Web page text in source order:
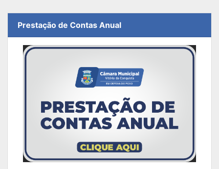
Prestação de Contas Anual